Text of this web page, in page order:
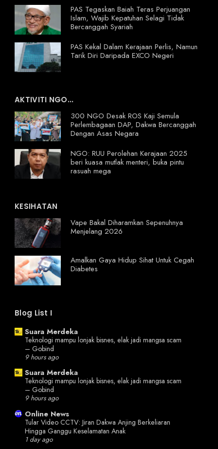
PAS Tegaskan Baiah Teras Perjuangan
Islam, Wajib Kepatuhan Selagi Tidak
Bercanggah Syariah
PAS Kekal Dalam Kerajaan Perlis, Namun
Tarik Diri Daripada EXCO Negeri
AKTIVITI NGO...
300 NGO Desak ROS Kaji Semula
Perlembagaan DAP, Dakwa Bercanggah
Dengan Asas Negara
NGO: RUU Perolehan Kerajaan 2025
beri kuasa mutlak menteri, buka pintu
rasuah mega
KESIHATAN
Vape Bakal Diharamkan Sepenuhnya
Menjelang 2026
Amalkan Gaya Hidup Sihat Untuk Cegah
Diabetes
Blog List I
Suara Merdeka
Teknologi mampu lonjak bisnes, elak jadi mangsa scam
– Gobind
9 hours ago
Suara Merdeka
Teknologi mampu lonjak bisnes, elak jadi mangsa scam
– Gobind
9 hours ago
Online News
Tular Video CCTV: Jiran Dakwa Anjing Berkeliaran
Hingga Ganggu Keselamatan Anak
1 day ago